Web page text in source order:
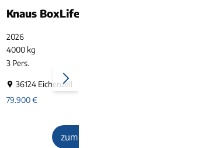
Knaus BoxLife 630 ME
2026
4000 kg
3 Pers.
36124 Eichenzell
79.900€
zum Inserat